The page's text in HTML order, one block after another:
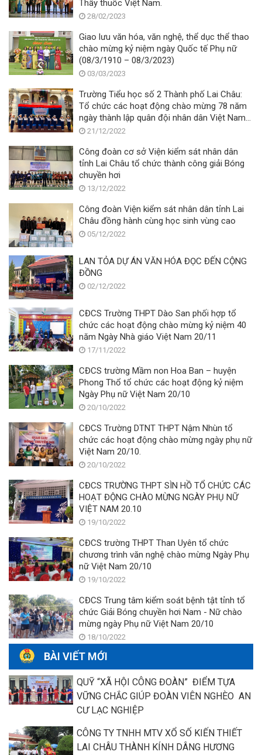
Thầy thuốc Việt Nam.
28/02/2023
Giao lưu văn hóa, văn nghệ, thể dục thể thao
chào mừng kỷ niệm ngày Quốc tế Phụ nữ
(08/3/1910 – 08/3/2023)
03/03/2023
Trường Tiểu học số 2 Thành phố Lai Châu:
Tổ chức các hoạt động chào mừng 78 năm
ngày thành lập quân đội nhân dân Việt Nam
(22/12/1944 - 22/12/2022) - 33 năm ngày
21/12/2022
Công đoàn cơ sở Viện kiểm sát nhân dân
tỉnh Lai Châu tổ chức thành công giải Bóng
chuyền hơi
13/12/2022
Công đoàn Viện kiểm sát nhân dân tỉnh Lai
Châu đồng hành cùng học sinh vùng cao
05/12/2022
LAN TỎA DỰ ÁN VĂN HÓA ĐỌC ĐẾN CỘNG
ĐỒNG
02/12/2022
CĐCS Trường THPT Dào San phối hợp tổ
chức các hoạt động chào mừng kỷ niệm 40
năm Ngày Nhà giáo Việt Nam 20/11
17/11/2022
CĐCS trường Mầm non Hoa Ban – huyện
Phong Thổ tổ chức các hoạt động kỷ niệm
Ngày Phụ nữ Việt Nam 20/10
20/10/2022
CĐCS Trường DTNT THPT Nậm Nhùn tổ
chức các hoạt động chào mừng ngày phụ nữ
Việt Nam 20/10.
20/10/2022
CĐCS TRƯỜNG THPT SÌN HỒ TỔ CHỨC CÁC
HOẠT ĐỘNG CHÀO MỪNG NGÀY PHỤ NỮ
VIỆT NAM 20.10
19/10/2022
CĐCS trường THPT Than Uyên tổ chức
chương trình văn nghệ chào mừng Ngày Phụ
nữ Việt Nam 20/10
19/10/2022
CĐCS Trung tâm kiểm soát bệnh tật tỉnh tổ
chức Giải Bóng chuyền hơi Nam - Nữ chào
mừng ngày Phụ nữ Việt Nam 20/10
18/10/2022
BÀI VIẾT MỚI
QUỸ “XÃ HỘI CÔNG ĐOÀN” ĐIỂM TỰA
VỮNG CHẮC GIÚP ĐOÀN VIÊN NGHÈO AN
CƯ LẠC NGHIỆP
CÔNG TY TNHH MTV XỔ SỐ KIẾN THIẾT
LAI CHÂU THÀNH KÍNH DÂNG HƯƠNG